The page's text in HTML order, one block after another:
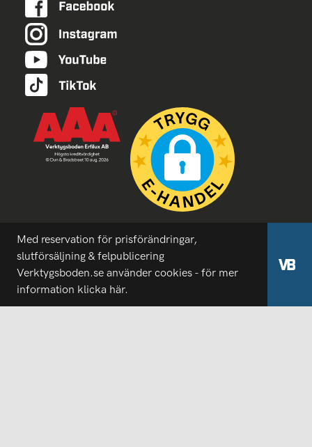
Med reservation för prisförändringar,
slutförsäljning & felpublicering
Verktygsboden.se använder cookies - för mer
information klicka här.